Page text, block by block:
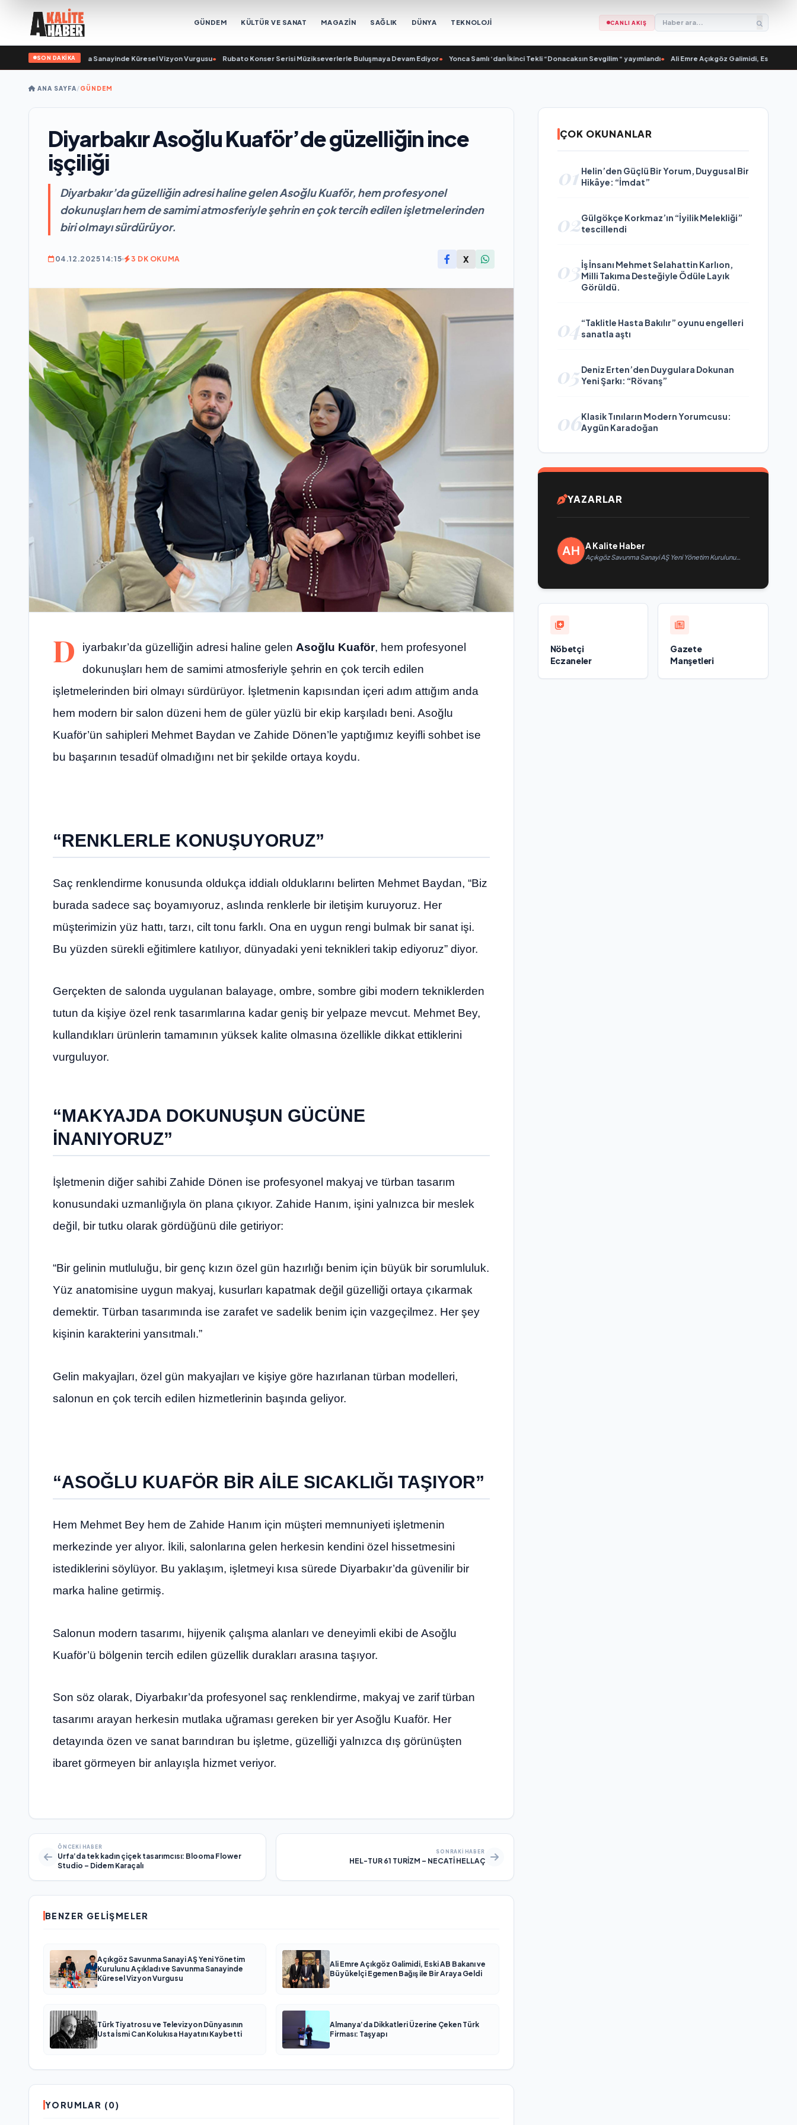
GÜNDEM KÜLTÜR VE SANAT MAGAZİN SAĞLIK DÜNYA TEKNOLOJİ CANLI AKIŞ
SON DAKİKA
ve Savunma Sanayinde Küresel Vizyon Vurgusu• Rubato Konser Serisi Müzikseverlerle Buluşmaya Devam Ediyor• Yonca Samlı ‘dan İkinci Tekli “Donacaksın Sevgilim “ yayımlandı• Ali Emre Açıkgöz Galimidi, Eski AB Bakanı
ANA SAYFA/GÜNDEM
Diyarbakır Asoğlu Kuaför’de güzelliğin ince
işçiliği
Diyarbakır’da güzelliğin adresi haline gelen Asoğlu Kuaför, hem profesyonel
dokunuşları hem de samimi atmosferiyle şehrin en çok tercih edilen işletmelerinden
biri olmayı sürdürüyor.
04.12.2025 14:15 3 DK OKUMA X
D iyarbakır’da güzelliğin adresi haline gelen Asoğlu Kuaför, hem profesyonel
dokunuşları hem de samimi atmosferiyle şehrin en çok tercih edilen
işletmelerinden biri olmayı sürdürüyor. İşletmenin kapısından içeri adım attığım anda
hem modern bir salon düzeni hem de güler yüzlü bir ekip karşıladı beni. Asoğlu
Kuaför’ün sahipleri Mehmet Baydan ve Zahide Dönen’le yaptığımız keyifli sohbet ise
bu başarının tesadüf olmadığını net bir şekilde ortaya koydu.
“RENKLERLE KONUŞUYORUZ”
Saç renklendirme konusunda oldukça iddialı olduklarını belirten Mehmet Baydan, “Biz
burada sadece saç boyamıyoruz, aslında renklerle bir iletişim kuruyoruz. Her
müşterimizin yüz hattı, tarzı, cilt tonu farklı. Ona en uygun rengi bulmak bir sanat işi.
Bu yüzden sürekli eğitimlere katılıyor, dünyadaki yeni teknikleri takip ediyoruz” diyor.
Gerçekten de salonda uygulanan balayage, ombre, sombre gibi modern tekniklerden
tutun da kişiye özel renk tasarımlarına kadar geniş bir yelpaze mevcut. Mehmet Bey,
kullandıkları ürünlerin tamamının yüksek kalite olmasına özellikle dikkat ettiklerini
vurguluyor.
“MAKYAJDA DOKUNUŞUN GÜCÜNE
İNANIYORUZ”
İşletmenin diğer sahibi Zahide Dönen ise profesyonel makyaj ve türban tasarım
konusundaki uzmanlığıyla ön plana çıkıyor. Zahide Hanım, işini yalnızca bir meslek
değil, bir tutku olarak gördüğünü dile getiriyor:
“Bir gelinin mutluluğu, bir genç kızın özel gün hazırlığı benim için büyük bir sorumluluk.
Yüz anatomisine uygun makyaj, kusurları kapatmak değil güzelliği ortaya çıkarmak
demektir. Türban tasarımında ise zarafet ve sadelik benim için vazgeçilmez. Her şey
kişinin karakterini yansıtmalı.”
Gelin makyajları, özel gün makyajları ve kişiye göre hazırlanan türban modelleri,
salonun en çok tercih edilen hizmetlerinin başında geliyor.
“ASOĞLU KUAFÖR BİR AİLE SICAKLIĞI TAŞIYOR”
Hem Mehmet Bey hem de Zahide Hanım için müşteri memnuniyeti işletmenin
merkezinde yer alıyor. İkili, salonlarına gelen herkesin kendini özel hissetmesini
istediklerini söylüyor. Bu yaklaşım, işletmeyi kısa sürede Diyarbakır’da güvenilir bir
marka haline getirmiş.
Salonun modern tasarımı, hijyenik çalışma alanları ve deneyimli ekibi de Asoğlu
Kuaför’ü bölgenin tercih edilen güzellik durakları arasına taşıyor.
Son söz olarak, Diyarbakır’da profesyonel saç renklendirme, makyaj ve zarif türban
tasarımı arayan herkesin mutlaka uğraması gereken bir yer Asoğlu Kuaför. Her
detayında özen ve sanat barındıran bu işletme, güzelliği yalnızca dış görünüşten
ibaret görmeyen bir anlayışla hizmet veriyor.
ÖNCEKI HABER
Urfa’da tek kadın çiçek tasarımcısı: Blooma Flower
Studio – Didem Karaçalı
SONRAKI HABER
HEL-TUR 61 TURİZM – NECATİ HELLAÇ
BENZER GELIŞMELER
Açıkgöz Savunma Sanayi AŞ Yeni Yönetim
Kurulunu Açıkladı ve Savunma Sanayinde
Küresel Vizyon Vurgusu
Ali Emre Açıkgöz Galimidi, Eski AB Bakanı ve
Büyükelçi Egemen Bağış ile Bir Araya Geldi
Türk Tiyatrosu ve Televizyon Dünyasının
Usta İsmi Can Kolukısa Hayatını Kaybetti
Almanya’da Dikkatleri Üzerine Çeken Türk
Firması: Taşyapı
YORUMLAR (0)
ÇOK OKUNANLAR
01 Helin’den Güçlü Bir Yorum, Duygusal Bir
Hikâye: “İmdat”
02Gülgökçe Korkmaz’ın “İyilik Melekliği”
tescillendi
03İş İnsanı Mehmet Selahattin Karlıon,
Milli Takıma Desteğiyle Ödüle Layık
Görüldü.
04“Taklitle Hasta Bakılır” oyunu engelleri
sanatla aştı
05 Deniz Erten’den Duygulara Dokunan
Yeni Şarkı: “Rövanş”
06Klasik Tınıların Modern Yorumcusu:
Aygün Karadoğan
YAZARLAR
A Kalite Haber
Açıkgöz Savunma Sanayi AŞ Yeni Yönetim Kurulunu
Nöbetçi
Eczaneler
Gazete
Manşetleri